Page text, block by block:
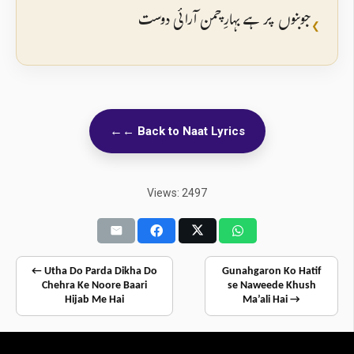
❮ جوبنوں پر ہے بہارِ چمن آرائی دوست
← Back to Naat Lyrics
Views: 2497
← Utha Do Parda Dikha Do
Chehra Ke Noore Baari
Hijab Me Hai
Gunahgaron Ko Hatif
se Naweede Khush
Ma’ali Hai →